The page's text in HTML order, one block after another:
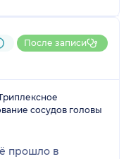
После записи
сосудов головы
прошло в